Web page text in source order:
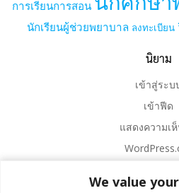
We value
We value
การเรียนการสอน
นักเรียนผู้ช่วยพยาบาล ลงทะเบียน
นิยาม
เข้าสู่ระบ
เข้าฟีด
แสดงความเ